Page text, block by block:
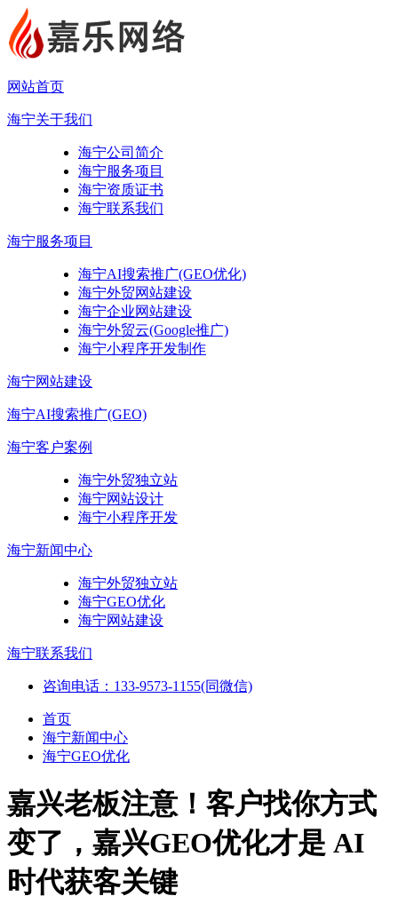
网站首页
海宁关于我们
海宁公司简介
海宁服务项目
海宁资质证书
海宁联系我们
海宁服务项目
海宁AI搜索推广(GEO优化)
海宁外贸网站建设
海宁企业网站建设
海宁外贸云(Google推广)
海宁小程序开发制作
海宁网站建设
海宁AI搜索推广(GEO)
海宁客户案例
海宁外贸独立站
海宁网站设计
海宁小程序开发
海宁新闻中心
海宁外贸独立站
海宁GEO优化
海宁网站建设
海宁联系我们
咨询电话：133-9573-1155(同微信)
首页
海宁新闻中心
海宁GEO优化
嘉兴老板注意！客户找你方式
变了，嘉兴GEO优化才是 AI
时代获客关键